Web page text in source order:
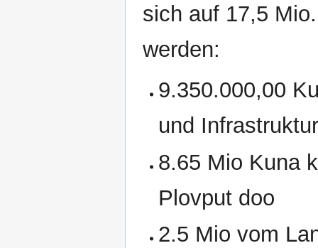
sich auf 17,5
werden:
9.350.000,00
und
8.65 Mio Kuna
Plovput doo
2.5 Mio vom